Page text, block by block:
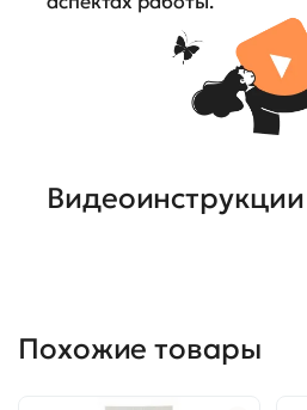
Видеоинструкции
Похожие товары